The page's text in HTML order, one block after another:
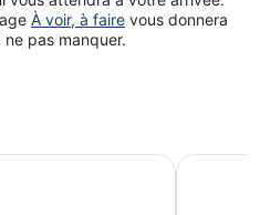
À voir, à faire vous donnera
ne pas manquer.
Hop-On Hop-Off excursion
Puerto